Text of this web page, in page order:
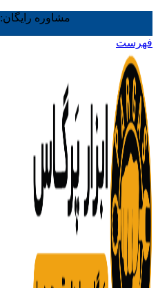
مشاوره رایگان:
فهرست